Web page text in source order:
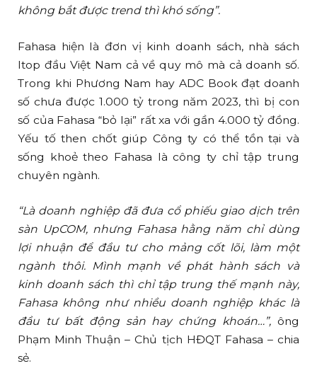
không bắt được trend thì khó sống”.
Fahasa hiện là đơn vị kinh doanh sách, nhà sách
ltop đầu Việt Nam cả về quy mô mà cả doanh số.
Trong khi Phương Nam hay ADC Book đạt doanh
số chưa được 1.000 tỷ trong năm 2023, thì bị con
số của Fahasa “bỏ lại” rất xa với gần 4.000 tỷ đồng.
Yếu tố then chốt giúp Công ty có thể tồn tại và
sống khoẻ theo Fahasa là công ty chỉ tập trung
chuyên ngành.
“Là doanh nghiệp đã đưa cổ phiếu giao dịch trên
sàn UpCOM, nhưng Fahasa hằng năm chỉ dùng
lợi nhuận để đầu tư cho mảng cốt lõi, làm một
ngành thôi. Mình mạnh về phát hành sách và
kinh doanh sách thì chỉ tập trung thế mạnh này,
Fahasa không như nhiều doanh nghiệp khác là
đầu tư bất động sản hay chứng khoán…”, ông
Phạm Minh Thuận – Chủ tịch HĐQT Fahasa – chia
sẻ.